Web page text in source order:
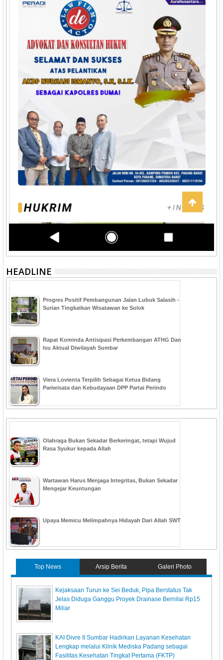
HEADLINE
Progres Positif Pembangunan Jalan Lubuk Salasih -
Surian Tingkatkan Wisatawan ke Solok
Rapat Kominda Antisipasi Perkembangan ATHG Dan
Isu Aktual Diwilayah Sumbar
Viera Lovienta Terpilih Sebagai Ketua Bidang
Pariwisata dan Kebudayaan DPP Partai Perindo
Olahraga Bukan Sekadar Berkeringat, tetapi Wujud
Rasa Syukur kepada Allah
Wartawan Harus Menjaga Integritas, Bukan Sekadar
Mengejar Keuntungan
Upaya Memicu Melimpahnya Hidayah Dari Allah SWT
Top News Arsip Berita Galeri Photo
Kejaksaan Turun ke Sei Beduk, Pipa Berstatus Tak
Jelas Diduga Ganggu Proyek Drainase Bernilai Rp15
Miliar
KAI Divre II Sumbar Hadirkan Layanan Kesehatan
Lengkap melalui Klinik Mediska Padang sebagai
Fasilitas Kesehatan Tingkat Pertama (FKTP)